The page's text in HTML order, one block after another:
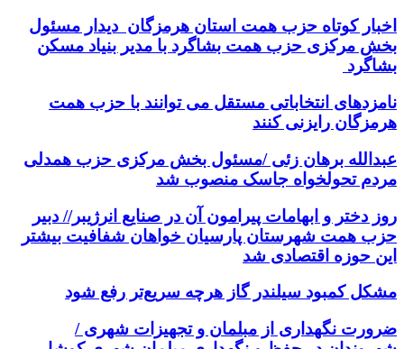
اخبار کوتاه حزب همت استان هرمزگان دیدار مسئول
بخش مرکزی حزب همت بشاگرد با مدیر بنیاد مسکن
بشاگرد
نامزدهای انتخاباتی مستقل می توانند با حزب همت
هرمزگان رایزنی کنند
عبدالله برهان زئی /مسئول بخش مرکزی حزب همدلی
مردم تحولخواه جاسک منصوب شد
روز دختر و ابهامات پیرامون آن در صنایع انرژیبر// دبیر
حزب همت شهرستان پارسیان خواهان شفافیت بیشتر
این حوزه اقتصادی شد
مشکل کمبود سیلندر گاز هرچه سریع‌تر رفع شود
ضرورت نگهداری از مبلمان و تجهیزات شهری /